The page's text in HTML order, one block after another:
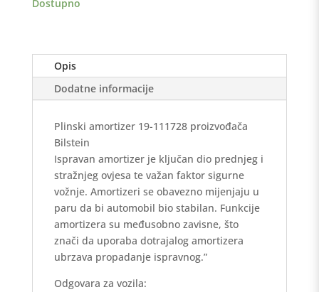
Dostupno
Opis
Dodatne informacije
Plinski amortizer 19-111728 proizvođača
Bilstein
Ispravan amortizer je ključan dio prednjeg i
stražnjeg ovjesa te važan faktor sigurne
vožnje. Amortizeri se obavezno mijenjaju u
paru da bi automobil bio stabilan. Funkcije
amortizera su međusobno zavisne, što
znači da uporaba dotrajalog amortizera
ubrzava propadanje ispravnog.”
Odgovara za vozila: